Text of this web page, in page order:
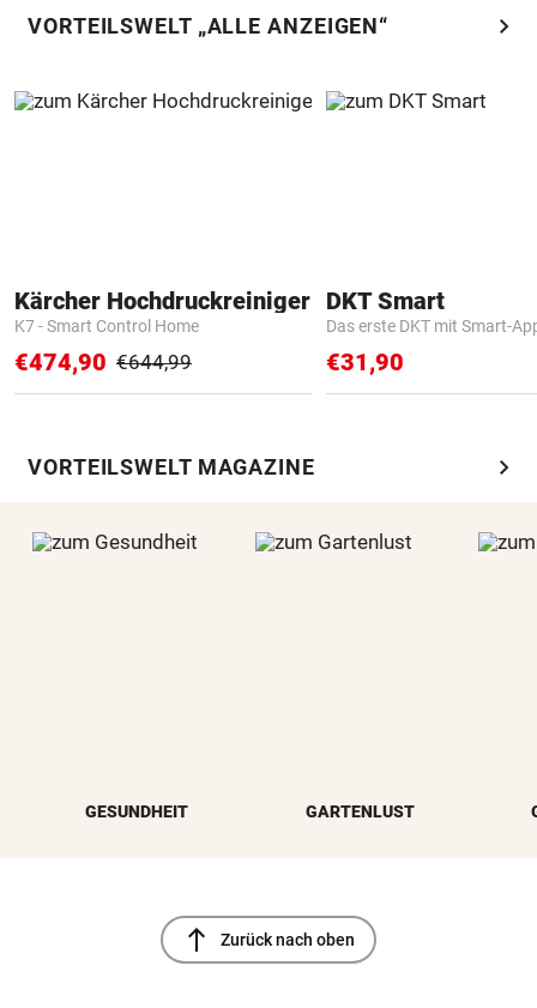
VORTEILSWELT „ALLE ANZEIGEN“ chevron_right
Kärcher Hochdruckreiniger
K7 - Smart Control Home
€474,90 €644,99
DKT Smart
Das erste DKT mit Smart-
€31,90
VORTEILSWELT MAGAZINE chevron_right
GESUNDHEIT GARTENLUST
north Zurück nach oben